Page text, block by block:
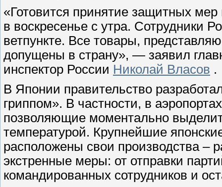
«Готовится принятие защитных
в воскресенье с утра. Сотрудники
ветпункте. Все товары,
допущены в страну», — заявил
инспектор России Николай Власов .
В Японии правительство
гриппом». В частности, в
позволяющие моментально
температурой. Крупнейшие
расположены свои производства –
экстренные меры: от отправки
командированных сотрудников и